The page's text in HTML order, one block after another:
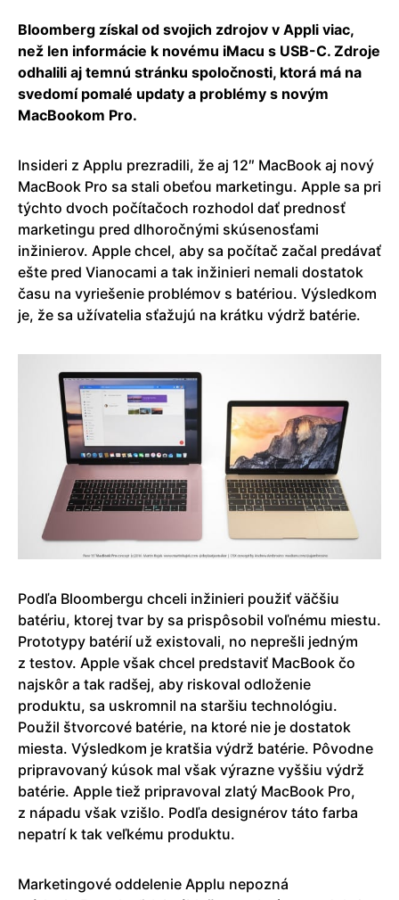
Bloomberg získal od svojich zdrojov v Appli viac,
než len informácie k novému iMacu s USB-C. Zdroje
odhalili aj temnú stránku spoločnosti, ktorá má na
svedomí pomalé updaty a problémy s novým
MacBookom Pro.
Insideri z Applu prezradili, že aj 12″ MacBook aj nový
MacBook Pro sa stali obeťou marketingu. Apple sa pri
týchto dvoch počítačoch rozhodol dať prednosť
marketingu pred dlhoročnými skúsenosťami
inžinierov. Apple chcel, aby sa počítač začal predávať
ešte pred Vianocami a tak inžinieri nemali dostatok
času na vyriešenie problémov s batériou. Výsledkom
je, že sa užívatelia sťažujú na krátku výdrž batérie.
Podľa Bloombergu chceli inžinieri použiť väčšiu
batériu, ktorej tvar by sa prispôsobil voľnému miestu.
Prototypy batérií už existovali, no neprešli jedným
z testov. Apple však chcel predstaviť MacBook čo
najskôr a tak radšej, aby riskoval odloženie
produktu, sa uskromnil na staršiu technológiu.
Použil štvorcové batérie, na ktoré nie je dostatok
miesta. Výsledkom je kratšia výdrž batérie. Pôvodne
pripravovaný kúsok mal však výrazne vyššiu výdrž
batérie. Apple tiež pripravoval zlatý MacBook Pro,
z nápadu však vzišlo. Podľa designérov táto farba
nepatrí k tak veľkému produktu.
Marketingové oddelenie Applu nepozná